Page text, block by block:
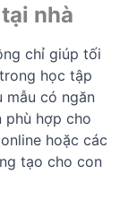
nhà
chỉ giúp tối
học tập
mẫu có ngăn
phù hợp cho
hoặc các
tạo cho con